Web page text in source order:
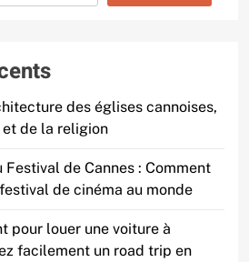
des églises cannoises,
et de la religion
de Cannes : Comment
de cinéma au monde
pour louer une voiture à
facilement un road trip en